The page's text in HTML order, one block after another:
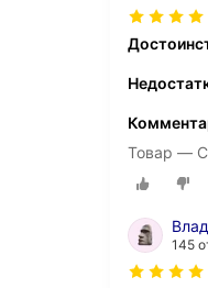
Товар —
145